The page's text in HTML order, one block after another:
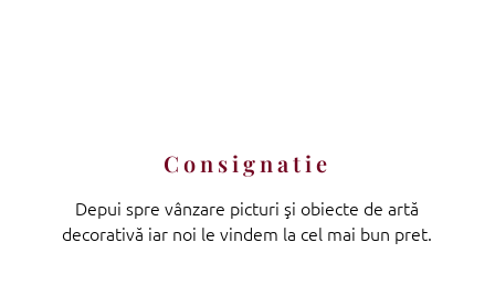
Consignatie
Depui spre vânzare picturi şi obiecte de artă
decorativă iar noi le vindem la cel mai bun pret.